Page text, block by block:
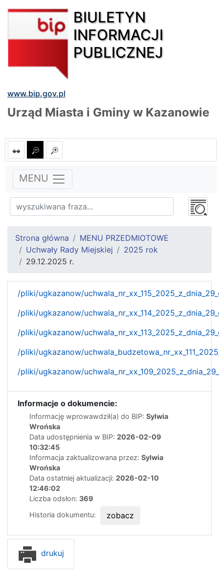
BIULETYN
INFORMACJI
PUBLICZNEJ
www.bip.gov.pl
Urząd Miasta i Gminy w Kazanowie
MENU
Strona główna
MENU PRZEDMIOTOWE
Uchwały Rady Miejskiej
2025 rok
29.12.2025 r.
/pliki/ugkazanow/
/pliki/ugkazanow/
/pliki/ugkazanow/
/pliki/ugkazanow/
/pliki/ugkazanow/
Informacje o dokumencie:
Informację wprowawdził(a) do BIP: Sylwia
Wrońska
Data udostępnienia w BIP: 2026-02-09
10:32:45
Informacja zaktualizowana przez: Sylwia
Wrońska
Data ostatniej aktualizacji: 2026-02-10
12:46:02
Liczba odsłon: 369
Historia dokumentu:
zobacz
drukuj